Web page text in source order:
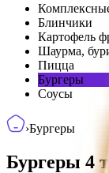
Блинчики
Картофель
Шаурма,
Пицца
Бургеры
Соусы
›Бургеры
Бургеры 4